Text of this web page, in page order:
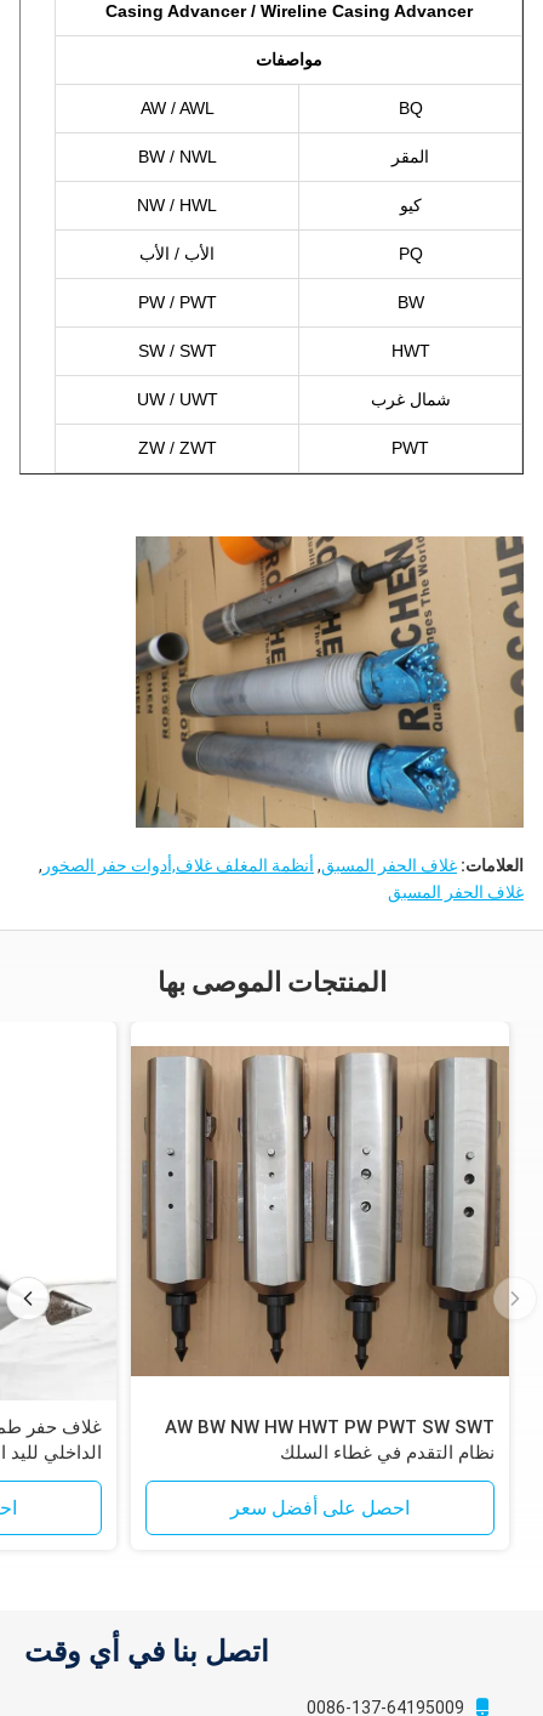
Casing Advancer / Wireline Casing Advancer
مواصفات
BQ
AW / AWL
المقر BW / NWL
كيو NW / HWL
PQ الأب / الأب
BW
PW / PWT
HWT
SW / SWT
شمال غرب UW / UWT
PWT
ZW / ZWT
العلامات: غلاف الحفر المسبق, أنظمة المغلف غلاف,أدوات حفر الصخور ,
غلاف الحفر المسبق
المنتجات الموصى بها
AW BW NW HW HWT PW PWT SW SWT
نظام التقدم في غطاء السلك
احصل على أفضل سعر
الداخلي لليد
اتصل بنا في أي وقت
0086-137-64195009